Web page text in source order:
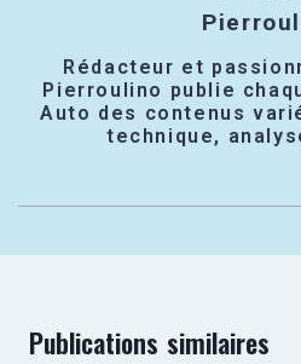
Rédacteur et
Pierroulino publie
Auto des contenus
technique,
Publications similaires